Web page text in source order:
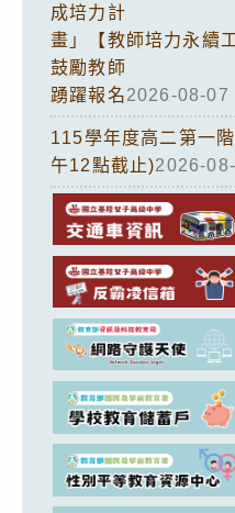
成培力計
畫」【教師培力永續
鼓勵教師
踴躍報名2026-08-07
115學年度高二第一
午12點截止)2026-